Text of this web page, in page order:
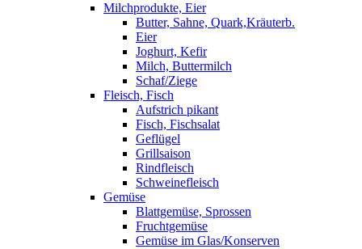
Milchprodukte, Eier
Butter, Sahne, Quark,Kräuterb.
Eier
Joghurt, Kefir
Milch, Buttermilch
Schaf/Ziege
Fleisch, Fisch
Aufstrich pikant
Fisch, Fischsalat
Geflügel
Grillsaison
Rindfleisch
Schweinefleisch
Gemüse
Blattgemüse, Sprossen
Fruchtgemüse
Gemüse im Glas/Konserven